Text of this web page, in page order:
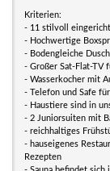
Kriterien:
- 11 stilvoll
- Hochwertige
- Bodengleiche
- Großer Sat-Flat-TV
- Wasserkocher mit
- Telefon und Safe
- Haustiere sind in
- 2 Juniorsuiten mit
- reichhaltiges
- hauseigenes
Rezepten